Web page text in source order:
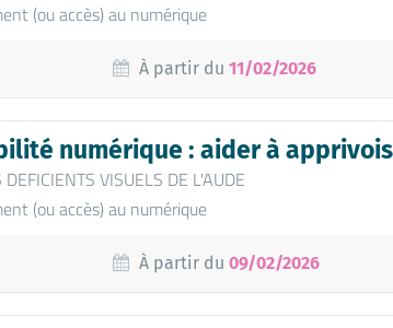
(ou accès) au numérique
À partir du11/02/2026
numérique : aider à
VISUELS DE L'AUDE
(ou accès) au numérique
À partir du09/02/2026